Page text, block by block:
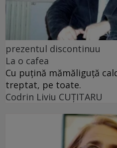
prezentul discontinuu
La o cafea
Cu puţină mămăliguţă
treptat, pe toate.
Codrin Liviu CUŢITARU